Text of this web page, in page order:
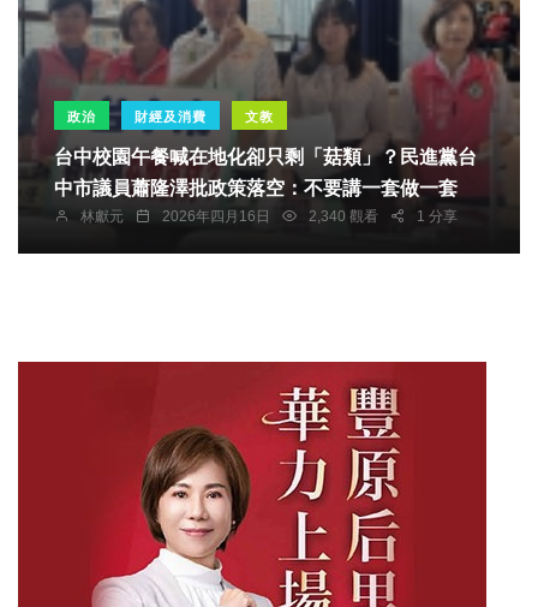
政治 財經及消費 文教
台中校園午餐喊在地化卻只剩「菇類」？民進黨台
中市議員蕭隆澤批政策落空：不要講一套做一套
林獻元 2026年四月16日 2,340 觀看 1 分享